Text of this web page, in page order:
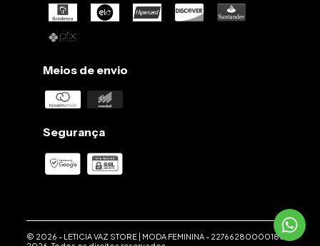
Meios de envio
Segurança
© 2026 - LETICIA VAZ STORE | MODA FEMININA- 22766280000186